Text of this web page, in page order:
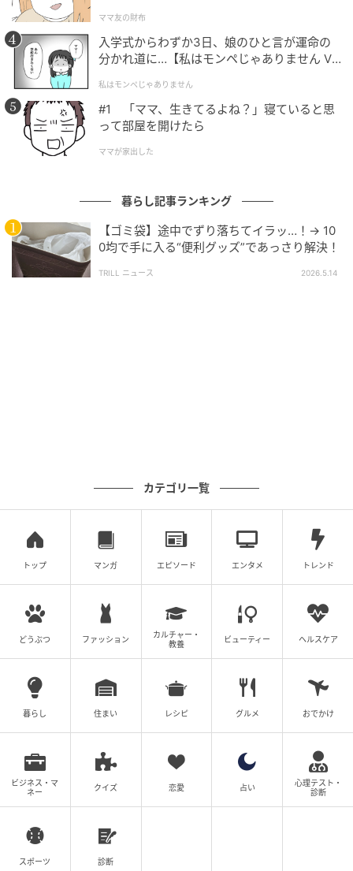
左右の角に向けてななめに引いた線は、ハサミの刃
で、浅く切り込みを入れましょう。このとき、完全に
切り込みを入れた部分を、内側に入れ込みます。意外
このように、両側をグッと内側に入れましょう。そし
ママ友の財布
入学式からわずか3日、娘のひと言が運命の
分かれ道に…【私はモンペじゃありません Vo
私はモンペじゃありません
#1 「ママ、生きてるよね？」寝ていると思
って部屋を開けたら
ママが家出した
暮らし記事ランキング
【ゴミ袋】途中でずり落ちてイラッ…！→ 10
0均で手に入る“便利グッズ”であっさり解決！
TRILL ニュース 2026.5.14
カテゴリ一覧
トップ マンガ エピソード エンタメ トレンド
どうぶつ ファッション
カルチャー・
教養
ビューティー ヘルスケア
暮らし 住まい レシピ グルメ おでかけ
ビジネス・マ
ネー
クイズ 恋愛 占い
心理テスト・
診断
スポーツ 診断